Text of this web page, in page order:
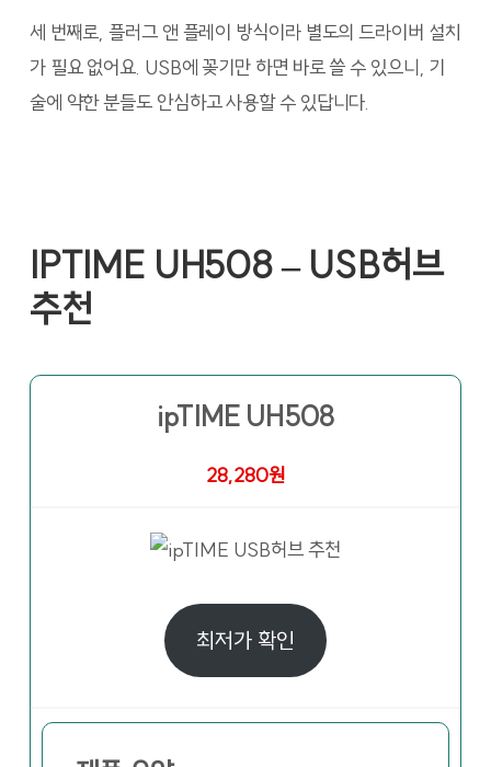
세 번째로, 플러그 앤 플레이 방식이라 별도의 드라이버 설치
가 필요 없어요. USB에 꽂기만 하면 바로 쓸 수 있으니, 기
술에 약한 분들도 안심하고 사용할 수 있답니다.
IPTIME UH508 – USB허브
추천
ipTIME UH508
28,280원
최저가 확인